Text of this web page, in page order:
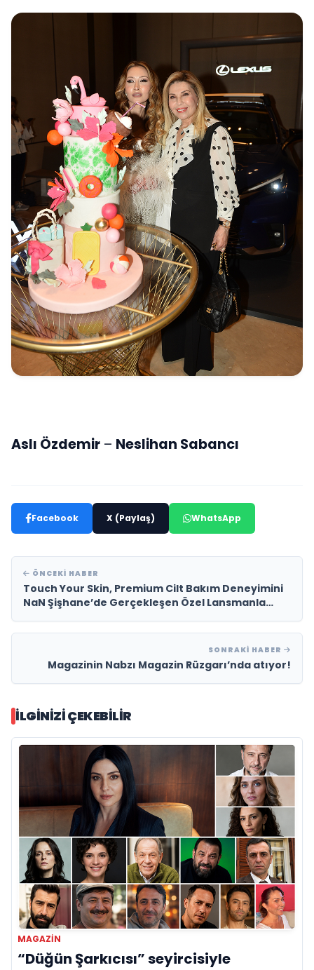
Aslı Özdemir – Neslihan Sabancı
Facebook X (Paylaş) WhatsApp
ÖNCEKI HABER
Touch Your Skin, Premium Cilt Bakım Deneyimini
NaN Şişhane’de Gerçekleşen Özel Lansmanla
SONRAKI HABER
Magazinin Nabzı Magazin Rüzgarı’nda atıyor!
İLGINIZI ÇEKEBILIR
MAGAZIN
“Düğün Şarkıcısı” seyircisiyle